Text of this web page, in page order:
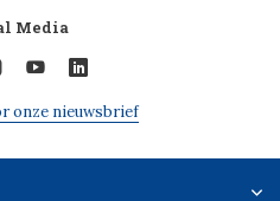
Media
onze nieuwsbrief